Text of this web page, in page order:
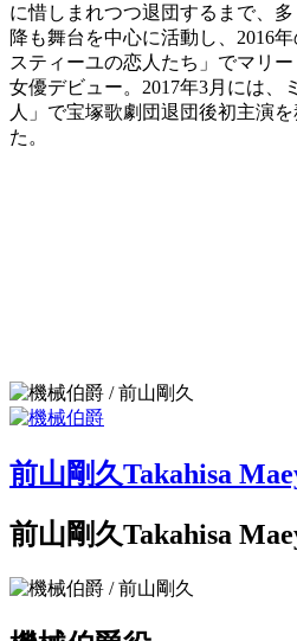
に惜しまれつつ退団するまで、
降も舞台を中心に活動し、2016
スティーユの恋人たち」でマリ
女優デビュー。2017年3月には、
人」で宝塚歌劇団退団後初主演
た。
前山剛久Takahisa
前山剛久Takahisa